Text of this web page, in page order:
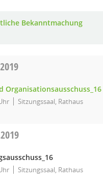
Bekanntmachung
Organisationsausschuss_16
Sitzungssaal, Rathaus
Sitzungssaal, Rathaus